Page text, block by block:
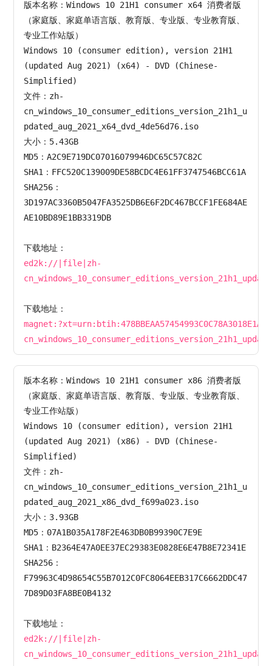
版本名称：Windows 10 21H1 consumer x64 消费者版
（家庭版、家庭单语言版、教育版、专业版、专业教育版、
专业工作站版）
Windows 10 (consumer edition), version 21H1
(updated Aug 2021) (x64) - DVD (Chinese-
Simplified)
文件：zh-
cn_windows_10_consumer_editions_version_21h1_u
pdated_aug_2021_x64_dvd_4de56d76.iso
大小：5.43GB
MD5：A2C9E719DC07016079946DC65C57C82C
SHA1：FFC520C139009DE58BCDC4E61FF3747546BCC61A
SHA256：
3D197AC3360B5047FA3525DB6E6F2DC467BCCF1FE684AE
AE10BD89E1BB3319DB
ed2k://|file|zh-
版本名称：Windows 10 21H1 consumer x86 消费者版
（家庭版、家庭单语言版、教育版、专业版、专业教育版、
专业工作站版）
Windows 10 (consumer edition), version 21H1
(updated Aug 2021) (x86) - DVD (Chinese-
Simplified)
文件：zh-
cn_windows_10_consumer_editions_version_21h1_u
pdated_aug_2021_x86_dvd_f699a023.iso
大小：3.93GB
MD5：07A1B035A178F2E463DB0B99390C7E9E
SHA1：B2364E47A0EE37EC29383E0828E6E47B8E72341E
SHA256：
F79963C4D98654C55B7012C0FC8064EEB317C6662DDC47
7D89D03FA8BE0B4132
ed2k://|file|zh-